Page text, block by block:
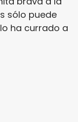
sólo puede
ha currado a